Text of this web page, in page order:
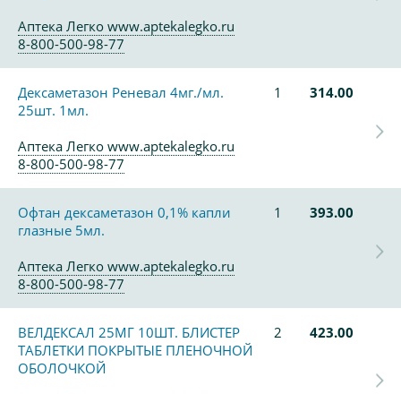
Аптека Легко www.aptekalegko.ru
8-800-500-98-77
Дексаметазон Реневал 4мг./мл.
25шт. 1мл.
1 314.00
Аптека Легко www.aptekalegko.ru
8-800-500-98-77
Офтан дексаметазон 0,1% капли
глазные 5мл.
1 393.00
Аптека Легко www.aptekalegko.ru
8-800-500-98-77
ВЕЛДЕКСАЛ 25МГ 10ШТ. БЛИСТЕР
ТАБЛЕТКИ ПОКРЫТЫЕ ПЛЕНОЧНОЙ
ОБОЛОЧКОЙ
2 423.00